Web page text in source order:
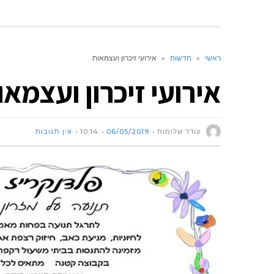
ראשי » חדשות » אירועי זיכרון ועצמאות
אירועי זיכרון
עודד שלומות 06/05/2019
10:14 אין תגובות